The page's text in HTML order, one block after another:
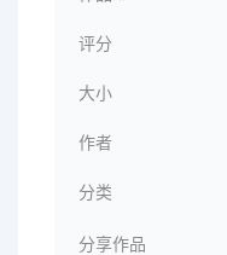
评分
大小
作者
分类
分享作品